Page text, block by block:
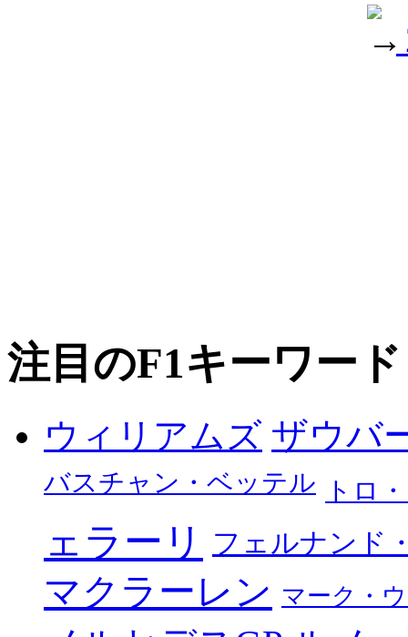
注目のF1キーワード
ウィリアムズ ザウバ
バスチャン・ベッテル トロ
ェラーリ フェルナンド
マクラーレン マーク・